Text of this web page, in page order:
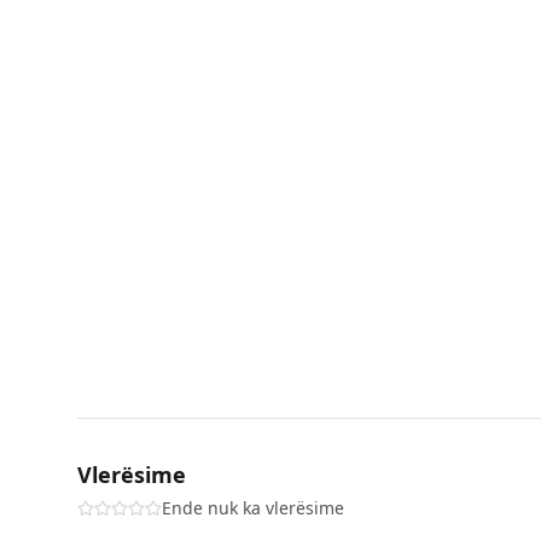
Vlerësime
Ende nuk ka vlerësime